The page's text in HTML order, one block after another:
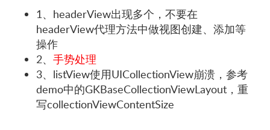
1、headerView出现多个，不要在
headerView代理方法中做视图创建、添加等
操作
2、 手势处理
3、listView使用UICollectionView崩溃，参考
demo中的GKBaseCollectionViewLayout，重
写collectionViewContentSize